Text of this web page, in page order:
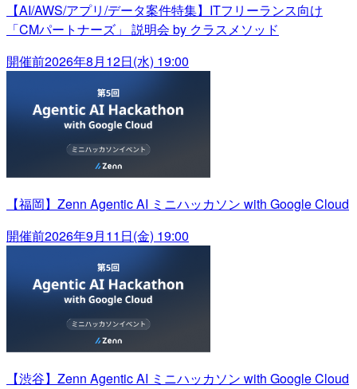
【AI/AWS/アプリ/データ案件特集】ITフリーランス向け
「CMパートナーズ」 説明会 by クラスメソッド
開催前2026年8月12日(水) 19:00
【福岡】Zenn Agentic AI ミニハッカソン with Google Cloud
開催前2026年9月11日(金) 19:00
【渋谷】Zenn Agentic AI ミニハッカソン with Google Cloud